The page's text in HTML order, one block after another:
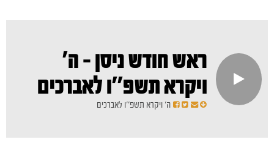
ראש חודש ניסן - ה'
ויקרא תשפ''ו לאברכים
ה' ויקרא תשפ''ו לאברכים